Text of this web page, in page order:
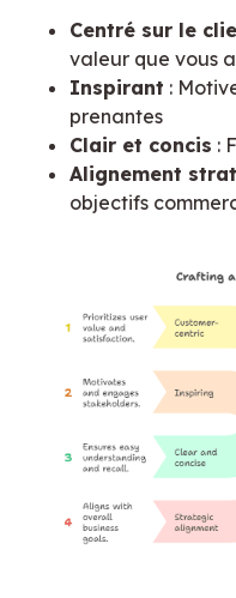
Centré sur le
valeur que vous
Inspirant :
prenantes
Clair et concis :
Alignement
objectifs